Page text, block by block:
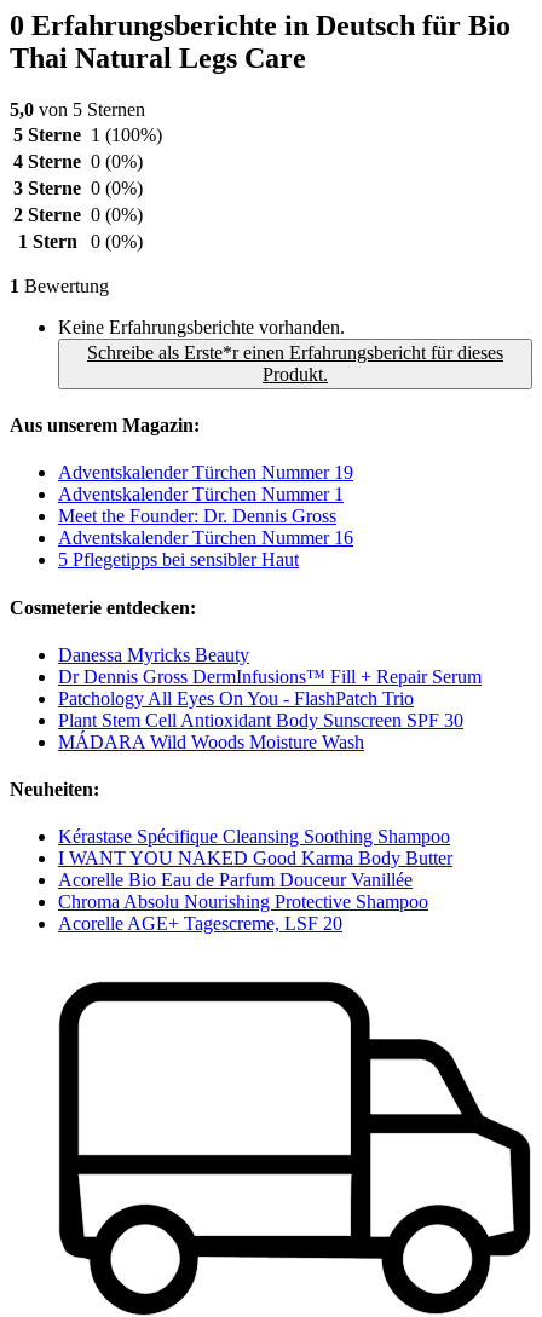
0 Erfahrungsberichte in Deutsch für Bio
Thai Natural Legs Care
5,0 von 5 Sternen
5 Sterne 1 (100%)
4 Sterne 0 (0%)
3 Sterne 0 (0%)
2 Sterne 0 (0%)
1 Stern
0 (0%)
1 Bewertung
Keine Erfahrungsberichte vorhanden.
Schreibe als Erste*r einen Erfahrungsbericht für dieses
Produkt.
Aus unserem Magazin:
Adventskalender Türchen Nummer 19
Adventskalender Türchen Nummer 1
Meet the Founder: Dr. Dennis Gross
Adventskalender Türchen Nummer 16
5 Pflegetipps bei sensibler Haut
Cosmeterie entdecken:
Danessa Myricks Beauty
Dr Dennis Gross DermInfusions™ Fill + Repair Serum
Patchology All Eyes On You - FlashPatch Trio
Plant Stem Cell Antioxidant Body Sunscreen SPF 30
MÁDARA Wild Woods Moisture Wash
Neuheiten:
Kérastase Spécifique Cleansing Soothing Shampoo
I WANT YOU NAKED Good Karma Body Butter
Acorelle Bio Eau de Parfum Douceur Vanillée
Chroma Absolu Nourishing Protective Shampoo
Acorelle AGE+ Tagescreme, LSF 20